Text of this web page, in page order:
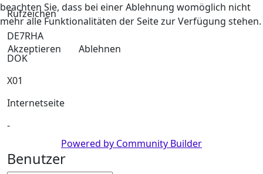
Rufzeichen
DE7RHA
DOK
X01
Internetseite
-
Powered by Community Builder
Benutzer
beachten Sie, dass bei einer Ablehnung womöglich nicht
mehr alle Funktionalitäten der Seite zur Verfügung stehen.
Akzeptieren Ablehnen